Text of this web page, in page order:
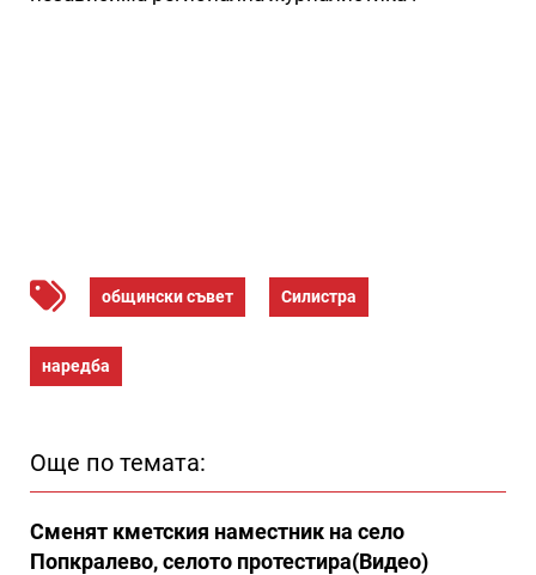
общински съвет Силистра
наредба
Още по темата:
Сменят кметския наместник на село
Попкралево, селото протестира(Видео)